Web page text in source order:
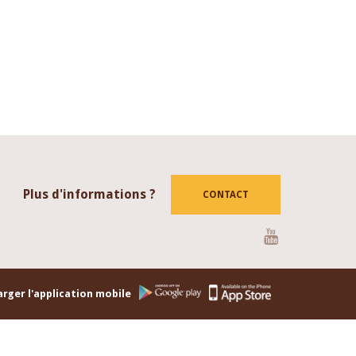
Plus d'informations ? CONTACT
l'application mobile